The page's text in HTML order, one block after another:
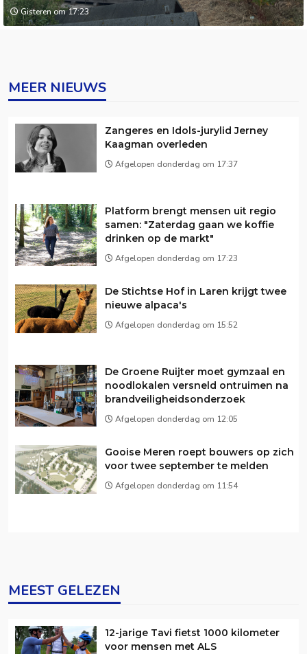
Gisteren om 17:23
MEER NIEUWS
Zangeres en Idols-jurylid Jerney
Kaagman overleden
Afgelopen donderdag om 17:37
Platform brengt mensen uit regio
samen: "Zaterdag gaan we koffie
drinken op de markt"
Afgelopen donderdag om 17:23
De Stichtse Hof in Laren krijgt twee
nieuwe alpaca's
Afgelopen donderdag om 15:52
De Groene Ruijter moet gymzaal en
noodlokalen versneld ontruimen na
brandveiligheidsonderzoek
Afgelopen donderdag om 12:05
Gooise Meren roept bouwers op zich
voor twee september te melden
Afgelopen donderdag om 11:54
MEEST GELEZEN
12-jarige Tavi fietst 1000 kilometer
voor mensen met ALS